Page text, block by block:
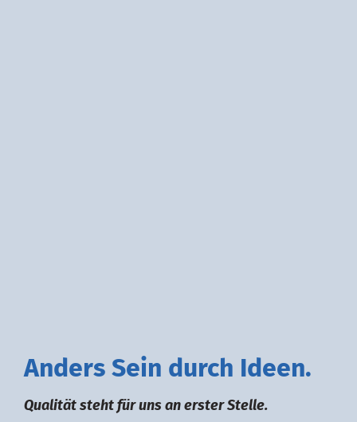
Anders Sein durch deen.
Qualität steht für uns an erster Stelle.